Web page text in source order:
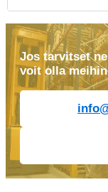
Jos tarvitset
voit olla